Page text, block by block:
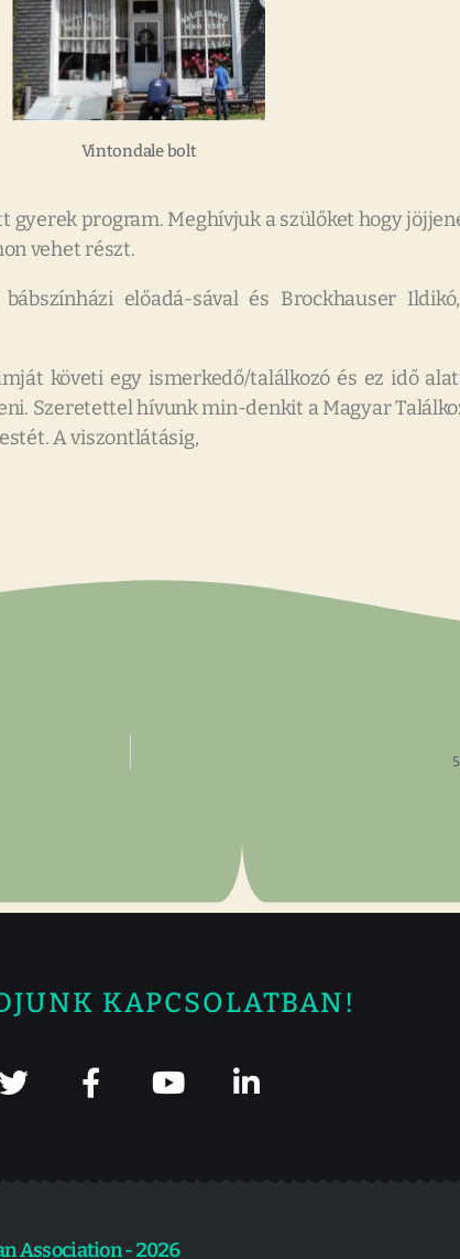
Vintondale bolt
gyerek program. Meghívjuk a szülőket hogy
vehet részt.
előadá-sával és Brockhauser
követi egy ismerkedő/találkozó és ez idő
Szeretettel hívunk min-denkit a Magyar
A viszontlátásig,
KAPCSOLATBAN!
Association - 2026